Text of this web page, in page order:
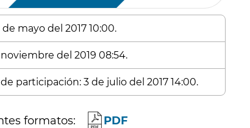
mayo del 2017 10:00.
del 2019 08:54.
participación: 3 de julio del 2017 14:00.
formatos: PDF